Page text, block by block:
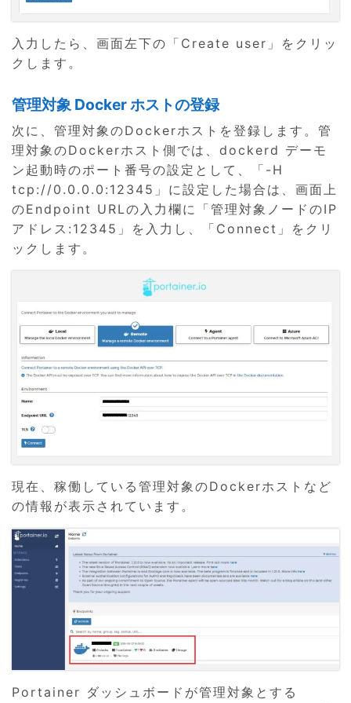
入力したら、画面左下の「Create user」をクリッ
クします。
管理対象 Docker ホストの登録
次に、管理対象のDockerホストを登録します。管
理対象のDockerホスト側では、dockerd デーモ
ン起動時のポート番号の設定として、「-H
tcp://0.0.0.0:12345」に設定した場合は、画面上
のEndpoint URLの入力欄に「管理対象ノードのIP
アドレス:12345」を入力し、「Connect」をクリ
ックします。
現在、稼働している管理対象のDockerホストなど
の情報が表示されています。
Portainer ダッシュボードが管理対象とする